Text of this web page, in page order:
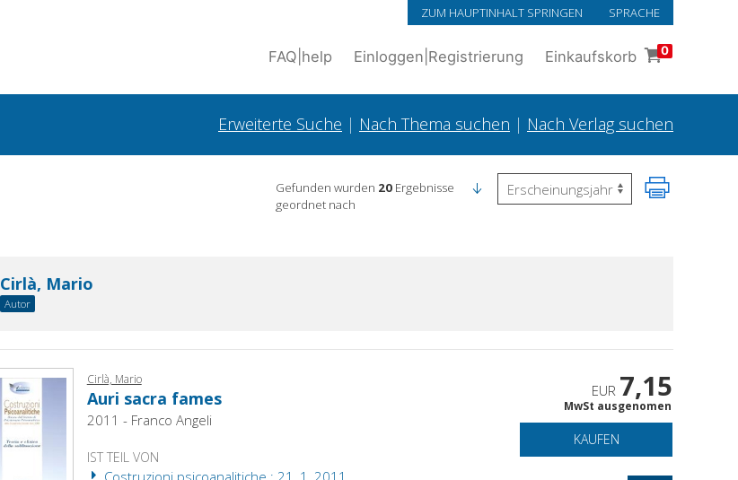
ZUM HAUPTINHALT SPRINGEN SPRACHE
FAQ help Einloggen Registrierung Einkaufskorb 0
Erweiterte Suche | Nach Thema suchen | Nach Verlag suchen
Gefunden wurden 20 Ergebnisse
geordnet nach
Cirlà, Mario
Autor
Cirlà, Mario
Auri sacra fames
2011 - Franco Angeli
IST TEIL VON
Costruzioni psicoanalitiche : 21, 1, 2011
EUR 7,15
MwSt ausgenomen
KAUFEN